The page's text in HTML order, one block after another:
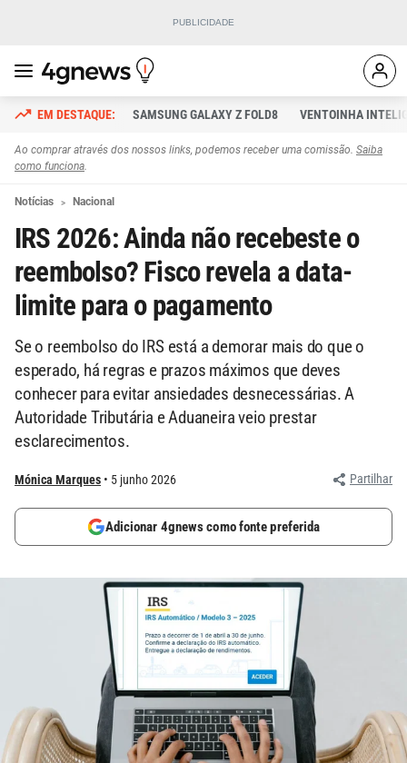
SAMSUNG GALAXY Z FOLD8 VENTOINHA
Ao comprar através dos nossos links, podemos receber uma comissão. Saiba
como funciona.
Notícias Nacional
IRS 2026: Ainda não recebeste o
reembolso? Fisco revela a data-
limite para o pagamento
Se o reembolso do IRS está a demorar mais do que o
esperado, há regras e prazos máximos que deves
conhecer para evitar ansiedades desnecessárias. A
Autoridade Tributária e Aduaneira veio prestar
esclarecimentos.
Mónica Marques 5 junho 2026 Partilhar
Adicionar 4gnews como fonte preferida